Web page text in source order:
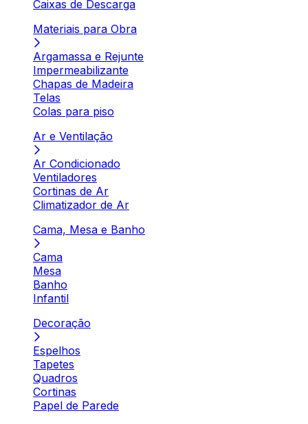
Caixas de Descarga
Materiais para Obra
Argamassa e Rejunte
Impermeabilizante
Chapas de Madeira
Telas
Colas para piso
Ar e Ventilação
Ar Condicionado
Ventiladores
Cortinas de Ar
Climatizador de Ar
Cama, Mesa e Banho
Cama
Mesa
Banho
Infantil
Decoração
Espelhos
Tapetes
Quadros
Cortinas
Papel de Parede